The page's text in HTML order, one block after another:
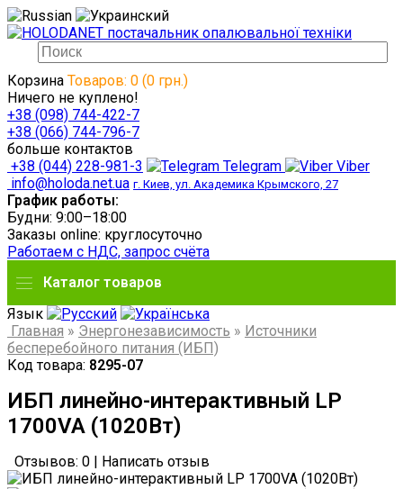
Корзина Товаров: 0 (0 грн.)
Ничего не куплено!
+38 (098) 744-422-7
+38 (066) 744-796-7
больше контактов
+38 (044) 228-981-3
Telegram
Viber
info@holoda.net.ua г. Киев, ул. Академика Крымского, 27
График работы:
Будни: 9:00–18:00
Заказы online: круглосуточно
Работаем с НДС, запрос счёта
Каталог товаров
Язык
Главная » Энергонезависимость » Источники
бесперебойного питания (ИБП)
Код товара: 8295-07
ИБП линейно-интерактивный LP
1700VA (1020Вт)
Отзывов: 0 Написать отзыв